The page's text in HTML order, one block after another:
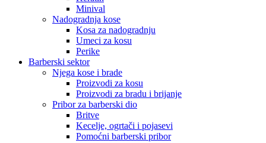
Minival
Nadogradnja kose
Kosa za nadogradnju
Umeci za kosu
Perike
Barberski sektor
Njega kose i brade
Proizvodi za kosu
Proizvodi za bradu i brijanje
Pribor za barberski dio
Britve
Kecelje, ogrtači i pojasevi
Pomoćni barberski pribor